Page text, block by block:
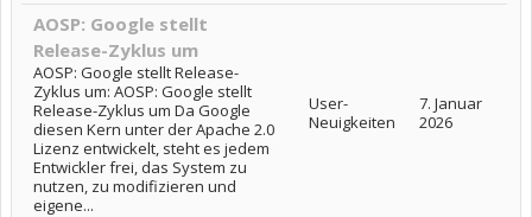
AOSP: Google stellt
Release-Zyklus um
AOSP: Google stellt Release-
Zyklus um: AOSP: Google stellt
Release-Zyklus um Da Google
diesen Kern unter der Apache 2.0
Lizenz entwickelt, steht es jedem
Entwickler frei, das System zu
nutzen, zu modifizieren und
eigene...
User-
Neuigkeiten
7. Januar
2026